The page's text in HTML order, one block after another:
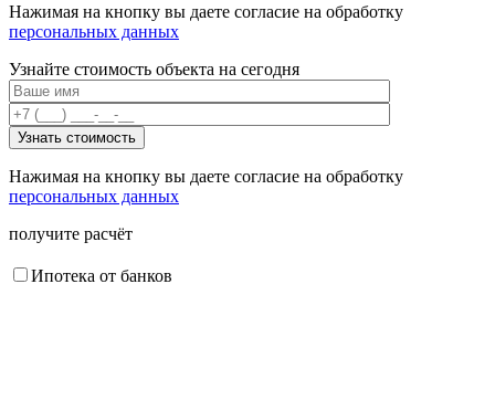
Нажимая на кнопку вы даете согласие на обработку
персональных данных
Узнайте стоимость объекта на сегодня
Нажимая на кнопку вы даете согласие на обработку
персональных данных
получите расчёт
Ипотека от банков